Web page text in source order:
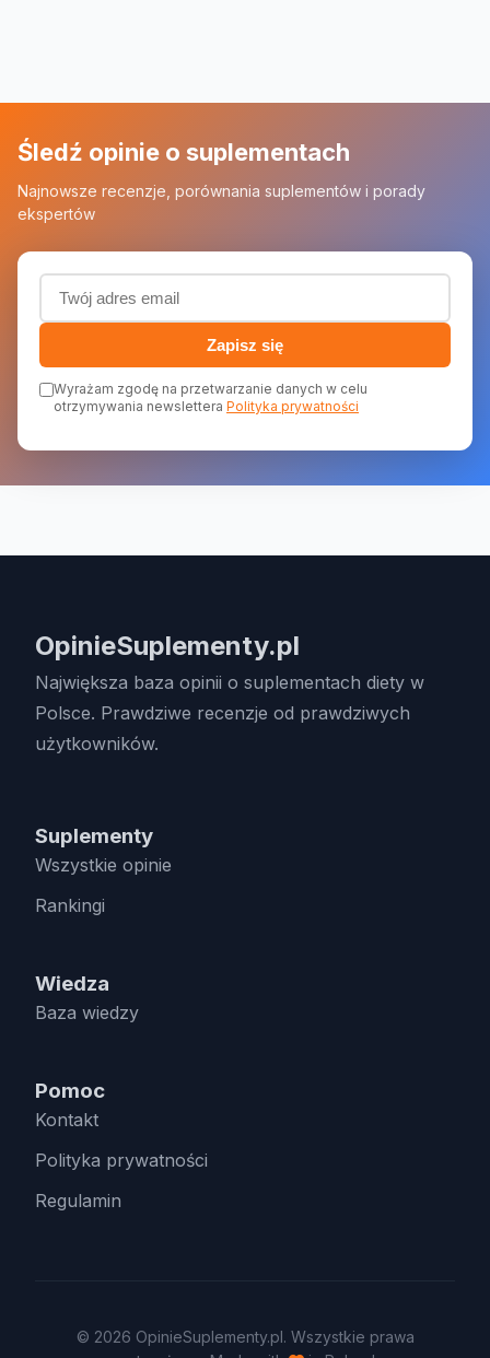
Śledź opinie o suplementach
Najnowsze recenzje, porównania suplementów i porady
ekspertów
Adres email (wymagany)
Zapisz się
Wyrażam zgodę na przetwarzanie danych w celu
otrzymywania newslettera Polityka prywatności
OpinieSuplementy.pl
Największa baza opinii o suplementach diety w
Polsce. Prawdziwe recenzje od prawdziwych
użytkowników.
Suplementy
Wszystkie opinie
Rankingi
Wiedza
Baza wiedzy
Pomoc
Kontakt
Polityka prywatności
Regulamin
© 2026 OpinieSuplementy.pl. Wszystkie prawa